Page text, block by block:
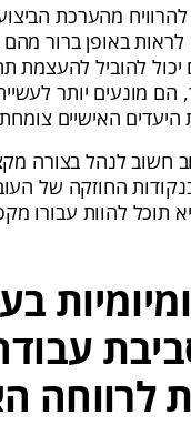
להרוויח מהערכת
באופן ברור
להוביל להעצמת
מונעים יותר
האישיים
חשוב לנהל בצורה
החוזקה של
תוכל להוות עבורו
לרווחה